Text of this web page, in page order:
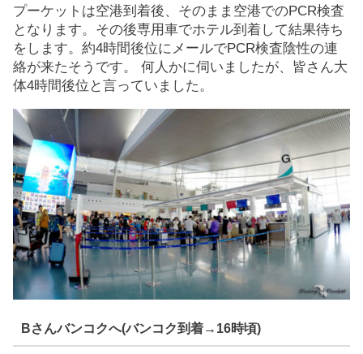
プーケットは空港到着後、そのまま空港でのPCR検査
となります。その後専用車でホテル到着して結果待ち
をします。約4時間後位にメールでPCR検査陰性の連
絡が来たそうです。 何人かに伺いましたが、皆さん大
体4時間後位と言っていました。
Bさんバンコクへ(バンコク到着→16時頃)